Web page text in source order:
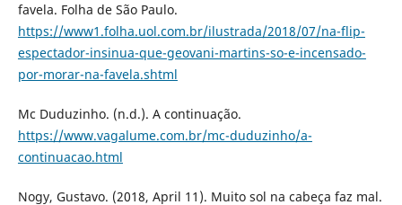
favela. Folha de São Paulo.
https://www1.folha.uol.com.br/ilustrada/2018/07/na-flip-
espectador-insinua-que-geovani-martins-so-e-incensado-
por-morar-na-favela.shtml
Mc Duduzinho. (n.d.). A continuação.
https://www.vagalume.com.br/mc-duduzinho/a-
continuacao.html
Nogy, Gustavo. (2018, April 11). Muito sol na cabeça faz mal.